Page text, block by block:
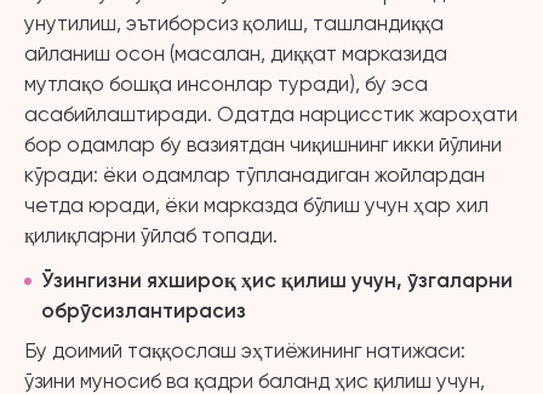
унутилиш, эътиборсиз қолиш, ташландиққа
айланиш осон (масалан, диққат марказида
мутлақо бошқа инсонлар туради), бу эса
асабийлаштиради. Одатда нарцисстик жароҳати
бор одамлар бу вазиятдан чиқишнинг икки йўлини
кўради: ёки одамлар тўпланадиган жойлардан
четда юради, ёки марказда бўлиш учун ҳар хил
қилиқларни ўйлаб топади.
Ўзингизни яхшироқ ҳис қилиш учун, ўзгаларни
обрўсизлантирасиз
Бу доимий таққослаш эҳтиёжининг натижаси:
ўзини муносиб ва қадри баланд ҳис қилиш учун,